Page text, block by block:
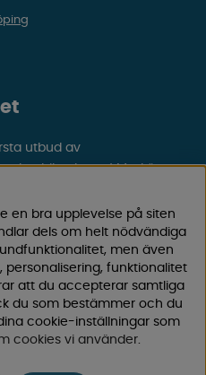
utbud av
husbil och van! Med över
till smarta tillbehör
smidigare och roligare.
priser –
butik i Enköping.
för inspiration,
en bra upplevelse på siten
dels om helt nödvändiga
men även
funktionalitet
att du accepterar samtliga
du som bestämmer och du
cookie-inställningar som
cookies vi använder.